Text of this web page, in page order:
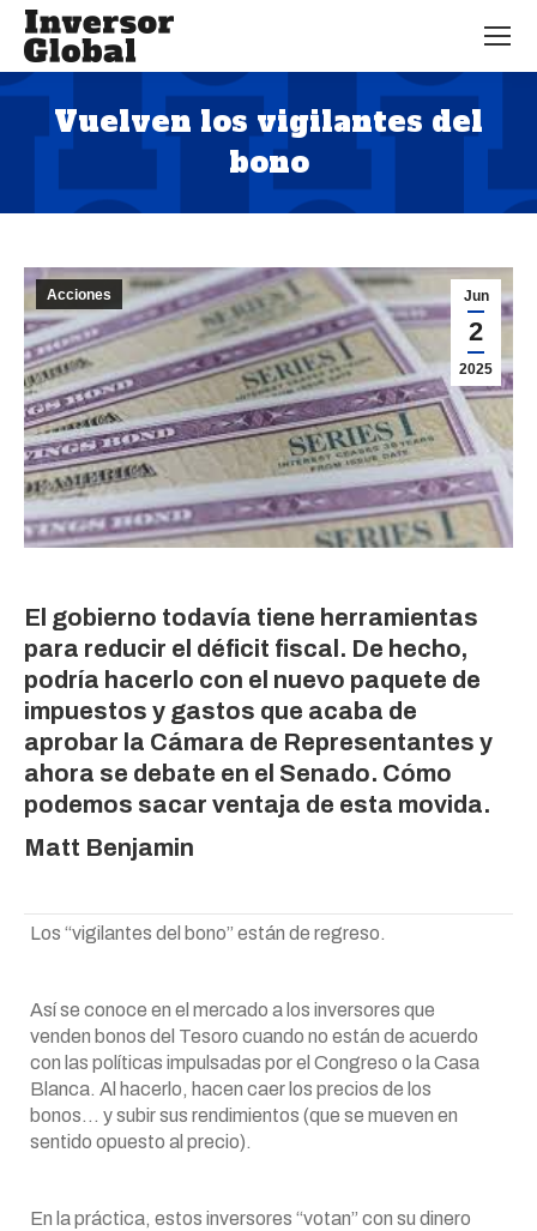
Vuelven los vigilantes del
bono
Estás aquí:
Jun
2
2025
Acciones
El gobierno todavía tiene herramientas
para reducir el déficit fiscal. De hecho,
podría hacerlo con el nuevo paquete de
impuestos y gastos que acaba de
aprobar la Cámara de Representantes y
ahora se debate en el Senado. Cómo
podemos sacar ventaja de esta movida.
Matt Benjamin
Los “vigilantes del bono” están de regreso.
Así se conoce en el mercado a los inversores que
venden bonos del Tesoro cuando no están de acuerdo
con las políticas impulsadas por el Congreso o la Casa
Blanca. Al hacerlo, hacen caer los precios de los
bonos… y subir sus rendimientos (que se mueven en
sentido opuesto al precio).
En la práctica, estos inversores “votan” con su dinero